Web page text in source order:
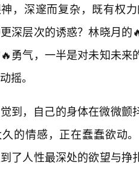
，深邃而复杂，既有权
深层次的诱惑？林晓月
勇气，一半是对未知未
摇。
到，自己的身体在微微颤
的情感，正在蠢蠢欲动
了人性最深处的欲望与